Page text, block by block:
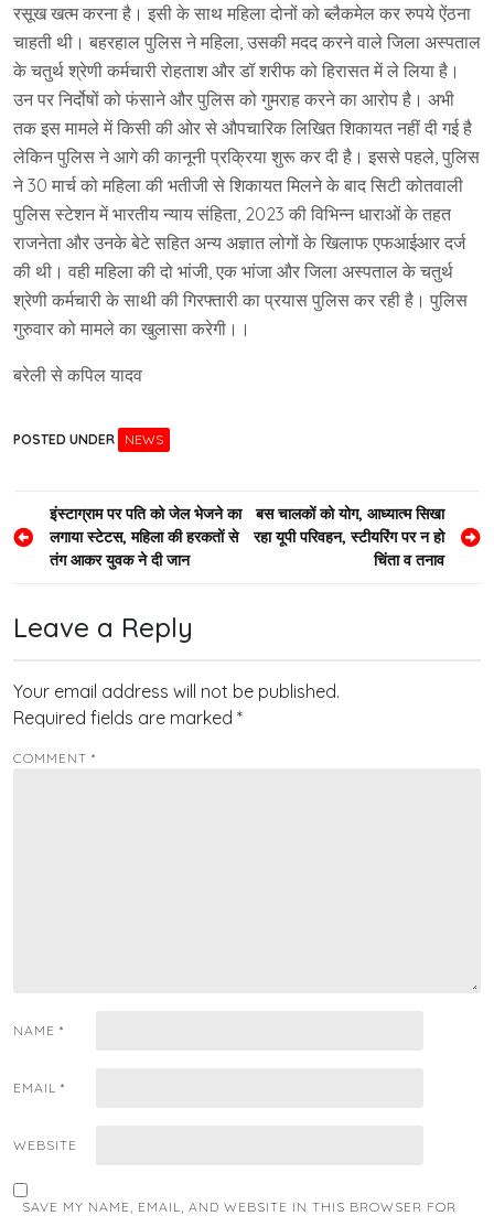
रसूख खत्म करना है। इसी के साथ महिला दोनों को ब्लैकमेल कर रुपये ऐंठना
चाहती थी। बहरहाल पुलिस ने महिला, उसकी मदद करने वाले जिला अस्पताल
के चतुर्थ श्रेणी कर्मचारी रोहताश और डॉ शरीफ को हिरासत में ले लिया है।
उन पर निर्दोषों को फंसाने और पुलिस को गुमराह करने का आरोप है। अभी
तक इस मामले में किसी की ओर से औपचारिक लिखित शिकायत नहीं दी गई है
लेकिन पुलिस ने आगे की कानूनी प्रक्रिया शुरू कर दी है। इससे पहले, पुलिस
ने 30 मार्च को महिला की भतीजी से शिकायत मिलने के बाद सिटी कोतवाली
पुलिस स्टेशन में भारतीय न्याय संहिता, 2023 की विभिन्न धाराओं के तहत
राजनेता और उनके बेटे सहित अन्य अज्ञात लोगों के खिलाफ एफआईआर दर्ज
की थी। वही महिला की दो भांजी, एक भांजा और जिला अस्पताल के चतुर्थ
श्रेणी कर्मचारी के साथी की गिरफ्तारी का प्रयास पुलिस कर रही है। पुलिस
गुरुवार को मामले का खुलासा करेगी।।
बरेली से कपिल यादव
POSTED UNDER NEWS
Post
navigation
इंस्टाग्राम पर पति को जेल भेजने का
लगाया स्टेटस, महिला की हरकतों से
तंग आकर युवक ने दी जान
बस चालकों को योग, आध्यात्म सिखा
रहा यूपी परिवहन, स्टीयरिंग पर न हो
चिंता व तनाव
Leave a Reply
Your email address will not be published.
Required fields are marked *
COMMENT *
NAME *
EMAIL *
WEBSITE
SAVE MY NAME, EMAIL, AND WEBSITE IN THIS BROWSER FOR